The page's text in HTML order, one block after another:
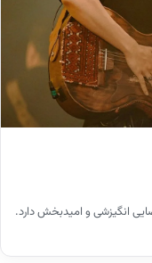
انگیزشی و امیدبخش دارد.